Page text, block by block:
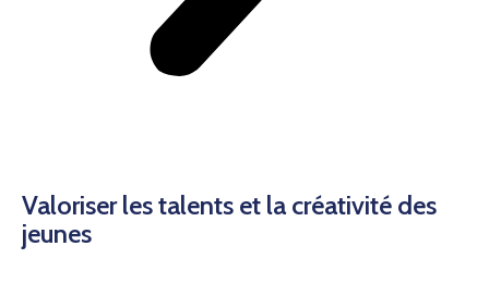
Valoriser les talents et la créativité des
jeunes